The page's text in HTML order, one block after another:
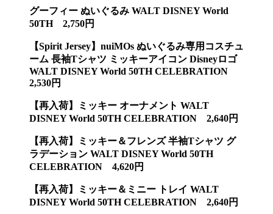
グーフィー ぬいぐるみ WALT DISNEY World
50TH 2,750円
【Spirit Jersey】nuiMOs ぬいぐるみ専用コスチュ
ーム 長袖Tシャツ ミッキーアイコン Disneyロゴ
WALT DISNEY World 50TH CELEBRATION
2,530円
【再入荷】ミッキー オーナメント WALT
DISNEY World 50TH CELEBRATION 2,640円
【再入荷】ミッキー＆フレンズ 半袖Tシャツ グ
ラデーション WALT DISNEY World 50TH
CELEBRATION 4,620円
【再入荷】ミッキー＆ミニー トレイ WALT
DISNEY World 50TH CELEBRATION 2,640円